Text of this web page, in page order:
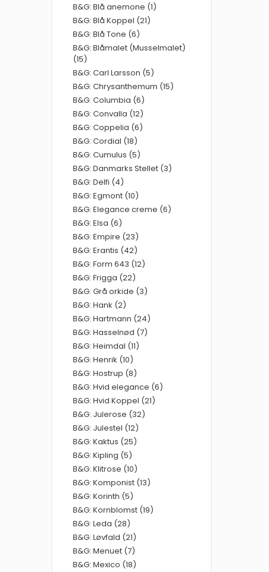
B&G: Blå anemone (1)
B&G: Blå Koppel (21)
B&G: Blå Tone (6)
B&G: Blåmalet (Musselmalet)
(15)
B&G: Carl Larsson (5)
B&G: Chrysanthemum (15)
B&G: Columbia (6)
B&G: Convalla (12)
B&G: Coppelia (6)
B&G: Cordial (18)
B&G: Cumulus (5)
B&G: Danmarks Stellet (3)
B&G: Delfi (4)
B&G: Egmont (10)
B&G: Elegance creme (6)
B&G: Elsa (6)
B&G: Empire (23)
B&G: Erantis (42)
B&G: Form 643 (12)
B&G: Frigga (22)
B&G: Grå orkide (3)
B&G: Hank (2)
B&G: Hartmann (24)
B&G: Hasselnød (7)
B&G: Heimdal (11)
B&G: Henrik (10)
B&G: Hostrup (8)
B&G: Hvid elegance (6)
B&G: Hvid Koppel (21)
B&G: Julerose (32)
B&G: Julestel (12)
B&G: Kaktus (25)
B&G: Kipling (5)
B&G: Klitrose (10)
B&G: Komponist (13)
B&G: Korinth (5)
B&G: Kornblomst (19)
B&G: Leda (28)
B&G: Løvfald (21)
B&G: Menuet (7)
B&G: Mexico (18)